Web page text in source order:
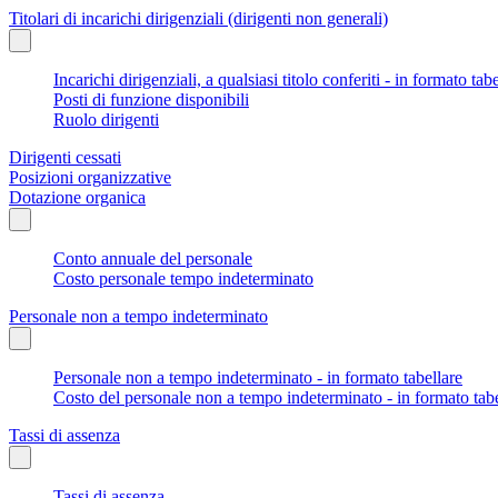
Titolari di incarichi dirigenziali (dirigenti non generali)
Incarichi dirigenziali, a qualsiasi titolo conferiti - in formato
Posti di funzione disponibili
Ruolo dirigenti
Dirigenti cessati
Posizioni organizzative
Dotazione organica
Conto annuale del personale
Costo personale tempo indeterminato
Personale non a tempo indeterminato
Personale non a tempo indeterminato - in formato tabellare
Costo del personale non a tempo indeterminato - in formato
Tassi di assenza